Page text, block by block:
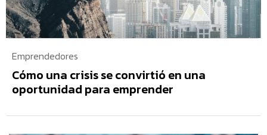
Emprendedores
Cómo una crisis se convirtió en una
oportunidad para emprender